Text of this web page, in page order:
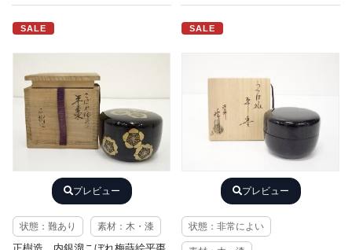
SALE
プレビュー
状態：難あり 素材：木・漆
SALE
プレビュー
状態：非常によい